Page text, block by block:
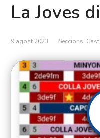
La Joves
9 agost 2023 Seccions,